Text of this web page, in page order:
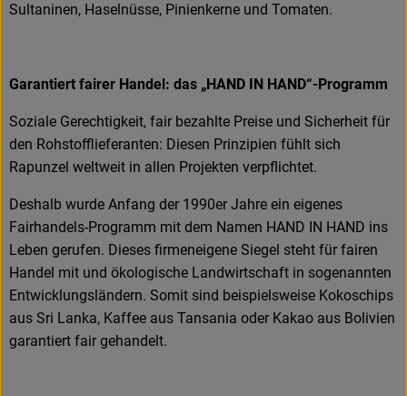
Sultaninen, Haselnüsse, Pinienkerne und Tomaten.
Garantiert fairer Handel: das „HAND IN HAND“-Programm
Soziale Gerechtigkeit, fair bezahlte Preise und Sicherheit für
den Rohstofflieferanten: Diesen Prinzipien fühlt sich
Rapunzel weltweit in allen Projekten verpflichtet.
Deshalb wurde Anfang der 1990er Jahre ein eigenes
Fairhandels-Programm mit dem Namen HAND IN HAND ins
Leben gerufen. Dieses firmeneigene Siegel steht für fairen
Handel mit und ökologische Landwirtschaft in sogenannten
Entwicklungsländern. Somit sind beispielsweise Kokoschips
aus Sri Lanka, Kaffee aus Tansania oder Kakao aus Bolivien
garantiert fair gehandelt.